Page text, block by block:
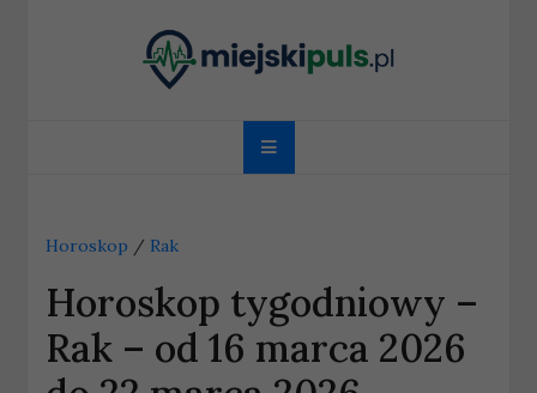
miejskipuls.pl
Horoskop / Rak
Horoskop tygodniowy –
Rak – od 16 marca 2026